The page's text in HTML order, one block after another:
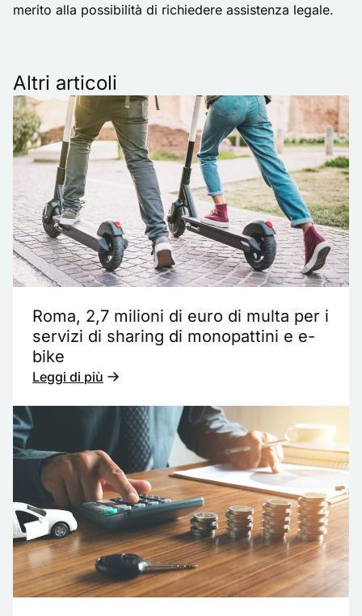
merito alla possibilità di richiedere assistenza legale.
Altri articoli
Roma, 2,7 milioni di euro di multa per i
servizi di sharing di monopattini e e-
bike
Leggi di più